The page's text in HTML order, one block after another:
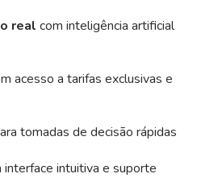
real com inteligência artificial
acesso a tarifas exclusivas e
tomadas de decisão rápidas
interface intuitiva e suporte